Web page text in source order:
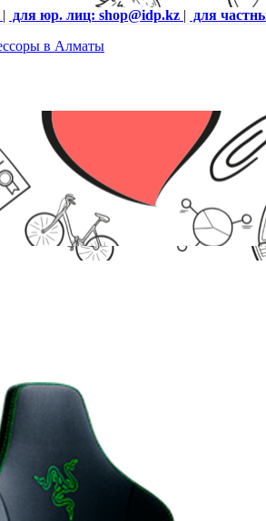
| для юр. лиц: shop@idp.kz | для